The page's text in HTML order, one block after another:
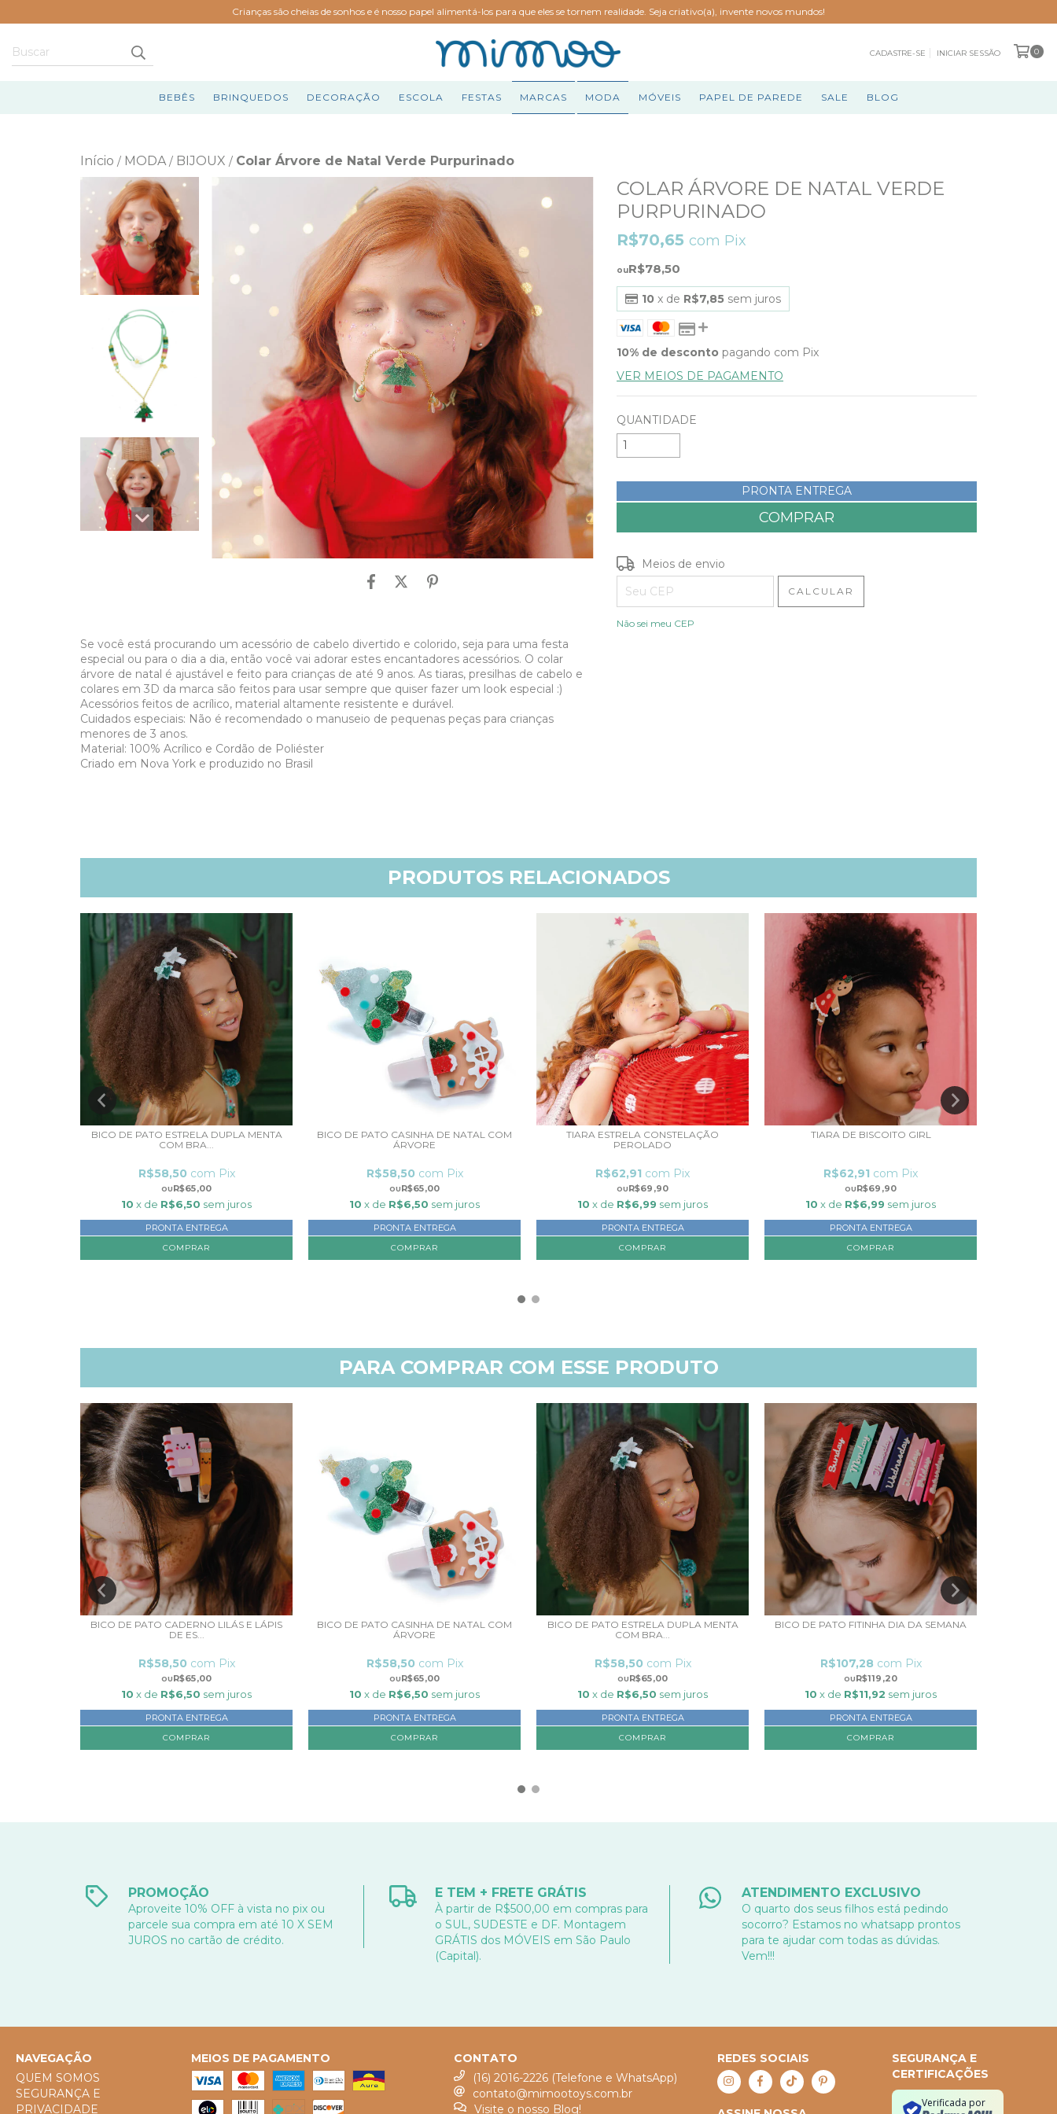
Crianças são cheias de sonhos e é nosso papel alimentá-los para que eles se tornem realidade. Seja criativo(a), invente novos mundos!
CADASTRE-SE INICIAR SESSÃO 0
BEBÊS BRINQUEDOS DECORAÇÃO ESCOLA FESTAS MARCAS MODA MÓVEIS PAPEL DE PAREDE SALE BLOG
Início / MODA / BIJOUX / Colar Árvore de Natal Verde Purpurinado
Se você está procurando um acessório de cabelo divertido e colorido, seja para uma festa
especial ou para o dia a dia, então você vai adorar estes encantadores acessórios. O colar
árvore de natal é ajustável e feito para crianças de até 9 anos. As tiaras, presilhas de cabelo e
colares em 3D da marca são feitos para usar sempre que quiser fazer um look especial :)
Acessórios feitos de acrílico, material altamente resistente e durável.
Cuidados especiais: Não é recomendado o manuseio de pequenas peças para crianças
menores de 3 anos.
Material: 100% Acrílico e Cordão de Poliéster
Criado em Nova York e produzido no Brasil
COLAR ÁRVORE DE NATAL VERDE
PURPURINADO
R$78,50
R$70,65 com Pix
10 x de R$7,85 sem juros
10% de desconto pagando com Pix
VER MEIOS DE PAGAMENTO
QUANTIDADE
PRONTA ENTREGA
Entregas para o CEP:
Meios de envio
CALCULAR
Não sei meu CEP
PRODUTOS RELACIONADOS
BICO DE PATO ESTRELA DUPLA MENTA
COM BRA...
R$65,00
R$58,50 com Pix
10 x de R$6,50 sem juros
PRONTA ENTREGA
BICO DE PATO CASINHA DE NATAL COM
ÁRVORE
R$65,00
R$58,50 com Pix
10 x de R$6,50 sem juros
PRONTA ENTREGA
TIARA ESTRELA CONSTELAÇÃO
PEROLADO
R$69,90
R$62,91 com Pix
10 x de R$6,99 sem juros
PRONTA ENTREGA
TIARA DE BISCOITO GIRL
R$69,90
R$62,91 com Pix
10 x de R$6,99 sem juros
PRONTA ENTREGA
PARA COMPRAR COM ESSE PRODUTO
BICO DE PATO CADERNO LILÁS E LÁPIS
DE ES...
R$65,00
R$58,50 com Pix
10 x de R$6,50 sem juros
PRONTA ENTREGA
BICO DE PATO CASINHA DE NATAL COM
ÁRVORE
R$65,00
R$58,50 com Pix
10 x de R$6,50 sem juros
PRONTA ENTREGA
BICO DE PATO ESTRELA DUPLA MENTA
COM BRA...
R$65,00
R$58,50 com Pix
10 x de R$6,50 sem juros
PRONTA ENTREGA
BICO DE PATO FITINHA DIA DA SEMANA
R$119,20
R$107,28 com Pix
10 x de R$11,92 sem juros
PRONTA ENTREGA
PROMOÇÃO
Aproveite 10% OFF à vista no pix ou
parcele sua compra em até 10 X SEM
JUROS no cartão de crédito.
E TEM + FRETE GRÁTIS
À partir de R$500,00 em compras para
o SUL, SUDESTE e DF. Montagem
GRÁTIS dos MÓVEIS em São Paulo
(Capital).
ATENDIMENTO EXCLUSIVO
O quarto dos seus filhos está pedindo
socorro? Estamos no whatsapp prontos
para te ajudar com todas as dúvidas.
Vem!!!
NAVEGAÇÃO
QUEM SOMOS
SEGURANÇA E
PRIVACIDADE
MEIOS DE PAGAMENTO
CONTATO
(16) 2016-2226 (Telefone e WhatsApp)
contato@mimootoys.com.br
Visite o nosso Blog!
REDES SOCIAIS
SEGURANÇA E
CERTIFICAÇÕES
Verificada por